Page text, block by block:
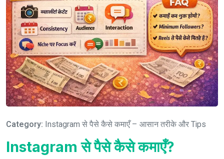
Category: Instagram से पैसे कैसे कमाएँ – आसान तरीके और Tips
Instagram से पैसे कैसे कमाएँ?